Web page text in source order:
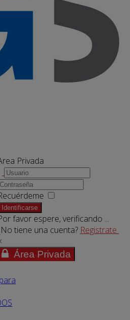
Privada
Identificarse
favor espere, verificando ...
tiene una cuenta? Registrate
Área Privada